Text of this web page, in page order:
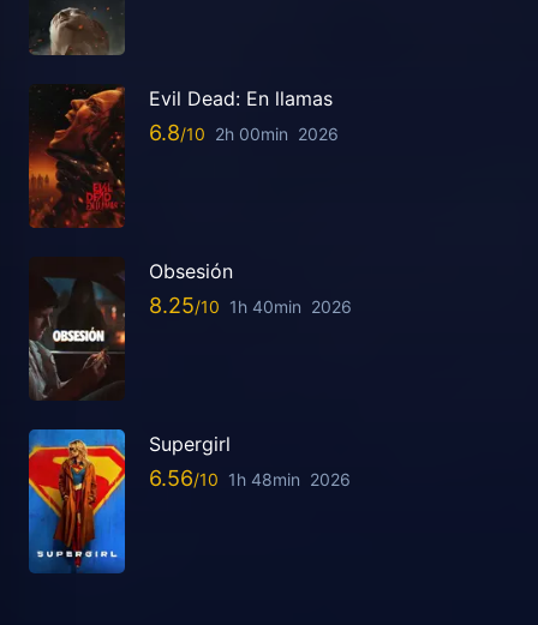
Evil Dead: En llamas
6.8 2h 00min 2026
Obsesión
8.25 1h 40min 2026
Supergirl
6.56 1h 48min 2026